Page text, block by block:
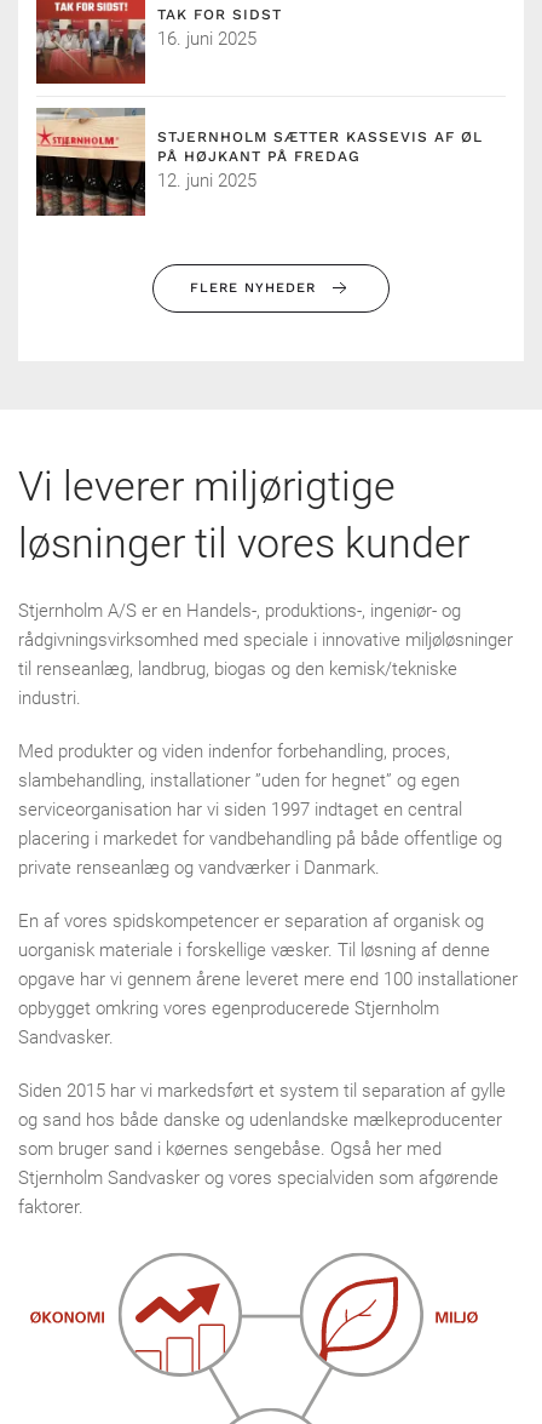
TAK FOR SIDST
16. juni 2025
STJERNHOLM SÆTTER KASSEVIS AF ØL
PÅ HØJKANT PÅ FREDAG
12. juni 2025
FLERE NYHEDER
Vi leverer miljørigtige
løsninger til vores kunder
Stjernholm A/S er en Handels-, produktions-, ingeniør- og
rådgivningsvirksomhed med speciale i innovative miljøløsninger
til renseanlæg, landbrug, biogas og den kemisk/tekniske
industri.
Med produkter og viden indenfor forbehandling, proces,
slambehandling, installationer ”uden for hegnet” og egen
serviceorganisation har vi siden 1997 indtaget en central
placering i markedet for vandbehandling på både offentlige og
private renseanlæg og vandværker i Danmark.
En af vores spidskompetencer er separation af organisk og
uorganisk materiale i forskellige væsker. Til løsning af denne
opgave har vi gennem årene leveret mere end 100 installationer
opbygget omkring vores egenproducerede Stjernholm
Sandvasker.
Siden 2015 har vi markedsført et system til separation af gylle
og sand hos både danske og udenlandske mælkeproducenter
som bruger sand i køernes sengebåse. Også her med
Stjernholm Sandvasker og vores specialviden som afgørende
faktorer.